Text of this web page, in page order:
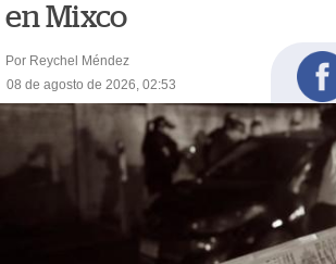
en Mixco
Por Reychel Méndez
08 de agosto de 2026, 02:53